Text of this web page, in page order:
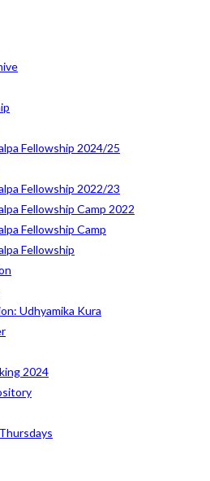
Fellowship 2024/25
Fellowship 2022/23
Fellowship Camp 2022
Fellowship Camp
Fellowship
Udhyamika Kura
2024